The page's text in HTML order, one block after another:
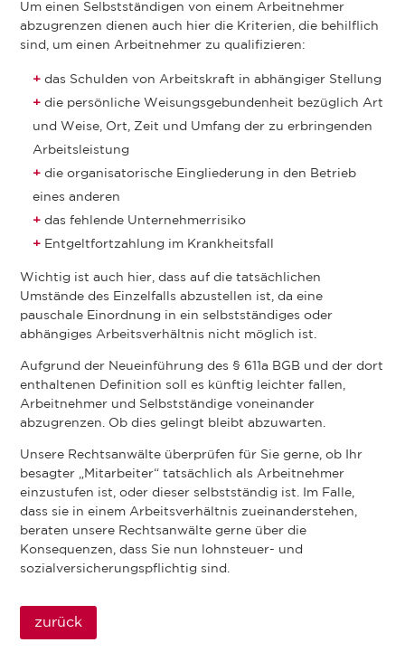
Um einen Selbstständigen von einem Arbeitnehmer
abzugrenzen dienen auch hier die Kriterien, die behilflich
sind, um einen Arbeitnehmer zu qualifizieren:
das Schulden von Arbeitskraft in abhängiger Stellung
die persönliche Weisungsgebundenheit bezüglich Art
und Weise, Ort, Zeit und Umfang der zu erbringenden
Arbeitsleistung
die organisatorische Eingliederung in den Betrieb
eines anderen
das fehlende Unternehmerrisiko
Entgeltfortzahlung im Krankheitsfall
Wichtig ist auch hier, dass auf die tatsächlichen
Umstände des Einzelfalls abzustellen ist, da eine
pauschale Einordnung in ein selbstständiges oder
abhängiges Arbeitsverhältnis nicht möglich ist.
Aufgrund der Neueinführung des § 611a BGB und der dort
enthaltenen Definition soll es künftig leichter fallen,
Arbeitnehmer und Selbstständige voneinander
abzugrenzen. Ob dies gelingt bleibt abzuwarten.
Unsere Rechtsanwälte überprüfen für Sie gerne, ob Ihr
besagter „Mitarbeiter“ tatsächlich als Arbeitnehmer
einzustufen ist, oder dieser selbstständig ist. Im Falle,
dass sie in einem Arbeitsverhältnis zueinanderstehen,
beraten unsere Rechtsanwälte gerne über die
Konsequenzen, dass Sie nun lohnsteuer- und
sozialversicherungspflichtig sind.
zurück